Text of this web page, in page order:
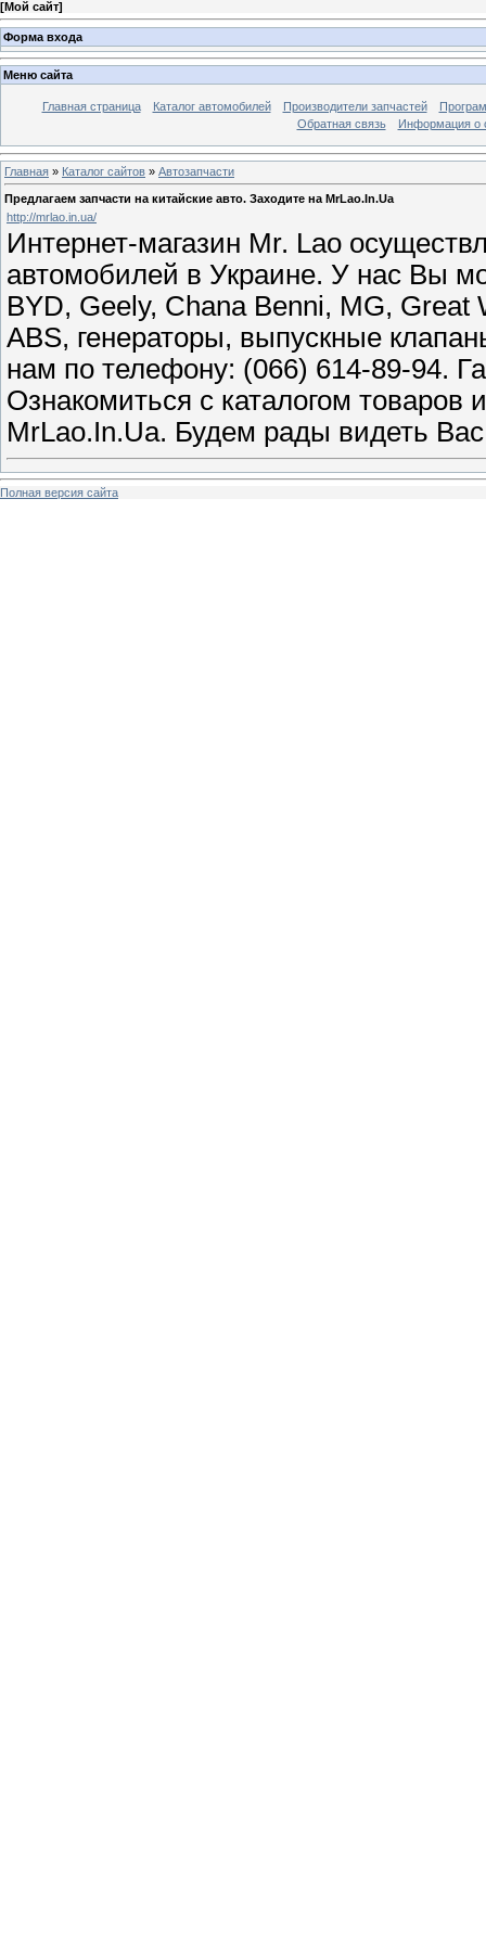
[Мой сайт]
Форма входа
Меню сайта
Главная страница Каталог автомобилей Производители запчастей
Обратная связь
Информация о
Главная » Каталог сайтов » Автозапчасти
Предлагаем запчасти на китайские авто. Заходите на MrLao.In.Ua
http://mrlao.in.ua/
Интернет-магазин Mr. Lao
автомобилей в Украине. У нас Вы
BYD, Geely, Chana Benni, MG,
ABS, генераторы, выпускные
нам по телефону: (066) 614-89-94.
Ознакомиться с каталогом товаров
MrLao.In.Ua. Будем рады видеть
Полная версия сайта